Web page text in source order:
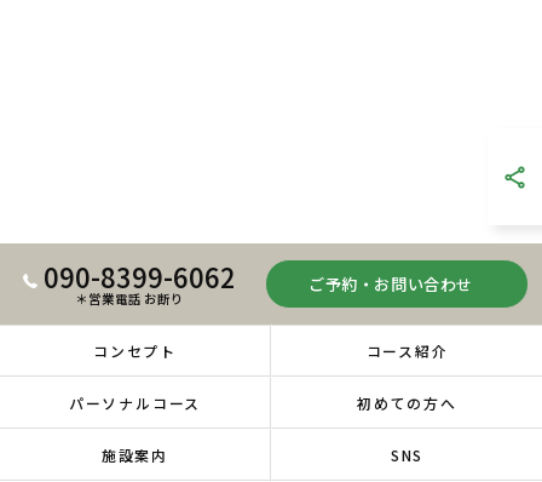
090-8399-6062
＊営業電話 お断り
ご予約・お問い合わせ
コンセプト コース紹介
パーソナルコース 初めての方へ
施設案内 SNS